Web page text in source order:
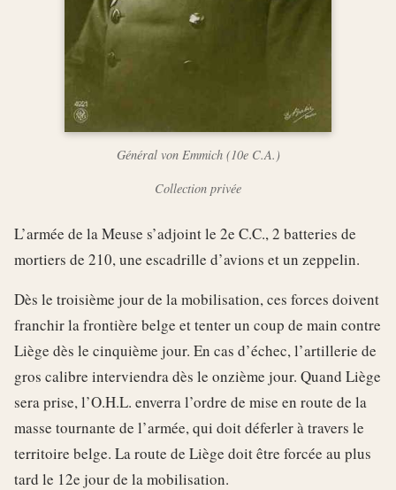
Général von Emmich (10e C.A.)
Collection privée
L’armée de la Meuse s’adjoint le 2e C.C., 2 batteries de
mortiers de 210, une escadrille d’avions et un zeppelin.
Dès le troisième jour de la mobilisation, ces forces doivent
franchir la frontière belge et tenter un coup de main contre
Liège dès le cinquième jour. En cas d’échec, l’artillerie de
gros calibre interviendra dès le onzième jour. Quand Liège
sera prise, l’O.H.L. enverra l’ordre de mise en route de la
masse tournante de l’armée, qui doit déferler à travers le
territoire belge. La route de Liège doit être forcée au plus
tard le 12e jour de la mobilisation.